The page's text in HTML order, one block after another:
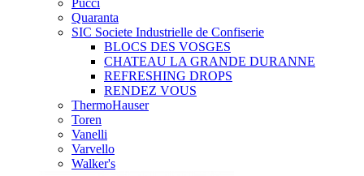
Pucci
Quaranta
SIC Societe Industrielle de Confiserie
BLOCS DES VOSGES
CHATEAU LA GRANDE DURANNE
REFRESHING DROPS
RENDEZ VOUS
ThermoHauser
Toren
Vanelli
Varvello
Walker's